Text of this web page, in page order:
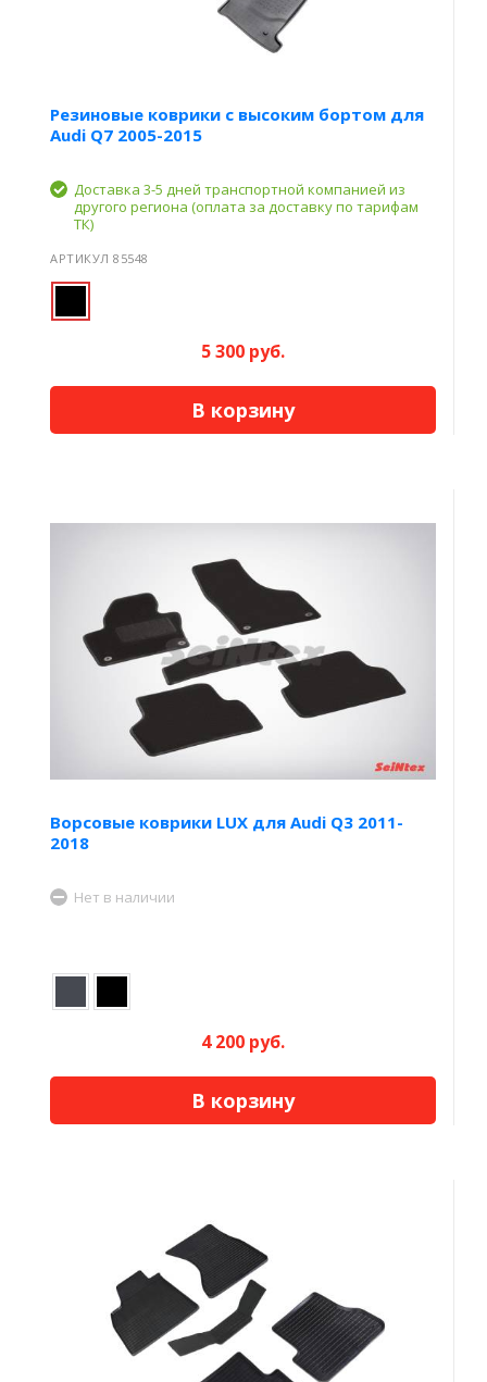
Резиновые коврики с высоким бортом для
Audi Q7 2005-2015
Доставка 3-5 дней транспортной компанией из
другого региона (оплата за доставку по тарифам
ТК)
АРТИКУЛ 85548
5 300 руб.
В корзину
Ворсовые коврики LUX для Audi Q3 2011-
2018
Нет в наличии
4 200 руб.
В корзину